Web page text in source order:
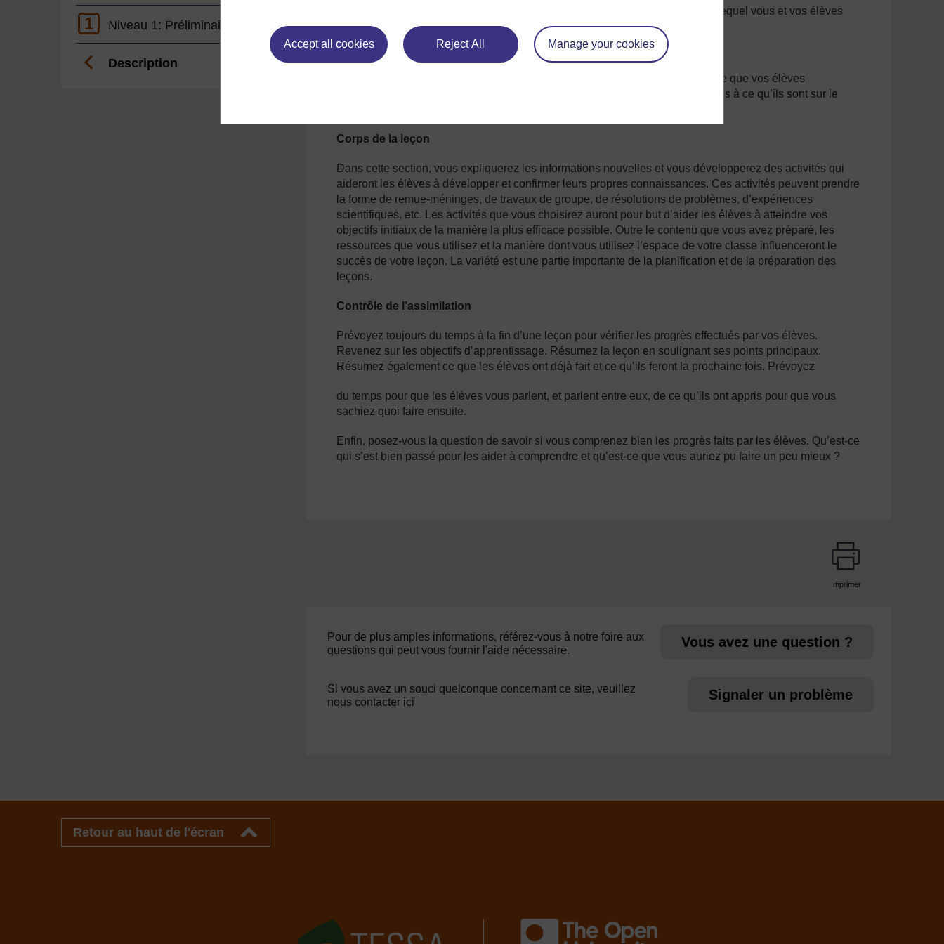
Accept all cookies Reject All Manage your cookies
1 Niveau 1: Préliminaire
Description
Contrôle de l’assimilation (souvent appelé « session plénière ») durant lequel vous et vos élèves
feront le point sur ce qui a été appris.
Introduction
Au début d’une leçon, expliquez vos objectifs d’apprentissage de manière à ce que vos élèves
comprennent et sachent exactement ce que vous attendez d’eux. Intéressez-les à ce qu’ils sont sur le
Corps de la leçon
Dans cette section, vous expliquerez les informations nouvelles et vous développerez des activités qui
aideront les élèves à développer et confirmer leurs propres connaissances. Ces activités peuvent prendre
la forme de remue-méninges, de travaux de groupe, de résolutions de problèmes, d’expériences
scientifiques, etc. Les activités que vous choisirez auront pour but d’aider les élèves à atteindre vos
objectifs initiaux de la manière la plus efficace possible. Outre le contenu que vous avez préparé, les
ressources que vous utilisez et la manière dont vous utilisez l’espace de votre classe influenceront le
succès de votre leçon. La variété est une partie importante de la planification et de la préparation des
leçons.
Contrôle de l’assimilation
Prévoyez toujours du temps à la fin d’une leçon pour vérifier les progrès effectués par vos élèves.
Revenez sur les objectifs d’apprentissage. Résumez la leçon en soulignant ses points principaux.
Résumez également ce que les élèves ont déjà fait et ce qu’ils feront la prochaine fois. Prévoyez
du temps pour que les élèves vous parlent, et parlent entre eux, de ce qu’ils ont appris pour que vous
sachiez quoi faire ensuite.
Enfin, posez-vous la question de savoir si vous comprenez bien les progrès faits par les élèves. Qu’est-ce
qui s’est bien passé pour les aider à comprendre et qu’est-ce que vous auriez pu faire un peu mieux ?
Imprimer
Pour de plus amples informations, référez-vous à notre foire aux
questions qui peut vous fournir l'aide nécessaire.
Vous avez une question ?
Si vous avez un souci quelconque concernant ce site, veuillez
nous contacter ici
Signaler un problème
Retour au haut de l'écran